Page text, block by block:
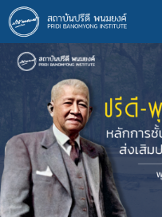
ข้าม
ไป
ยัง
เนื้อหา